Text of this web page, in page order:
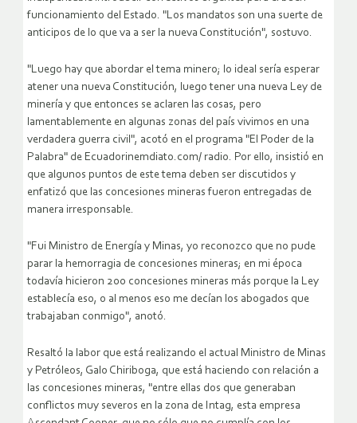
funcionamiento del Estado. "Los mandatos son una suerte de
anticipos de lo que va a ser la nueva Constitución", sostuvo.
"Luego hay que abordar el tema minero; lo ideal sería esperar
atener una nueva Constitución, luego tener una nueva Ley de
minería y que entonces se aclaren las cosas, pero
lamentablemente en algunas zonas del país vivimos en una
verdadera guerra civil", acotó en el programa "El Poder de la
Palabra" de Ecuadorinemdiato.com/ radio. Por ello, insistió en
que algunos puntos de este tema deben ser discutidos y
enfatizó que las concesiones mineras fueron entregadas de
manera irresponsable.
"Fui Ministro de Energía y Minas, yo reconozco que no pude
parar la hemorragia de concesiones mineras; en mi época
todavía hicieron 200 concesiones mineras más porque la Ley
establecía eso, o al menos eso me decían los abogados que
trabajaban conmigo", anotó.
Resaltó la labor que está realizando el actual Ministro de Minas
y Petróleos, Galo Chiriboga, que está haciendo con relación a
las concesiones mineras, "entre ellas dos que generaban
conflictos muy severos en la zona de Intag, esta empresa